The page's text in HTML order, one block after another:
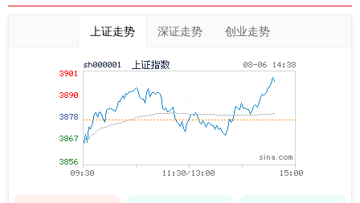
上证走势 深证走势 创业走势